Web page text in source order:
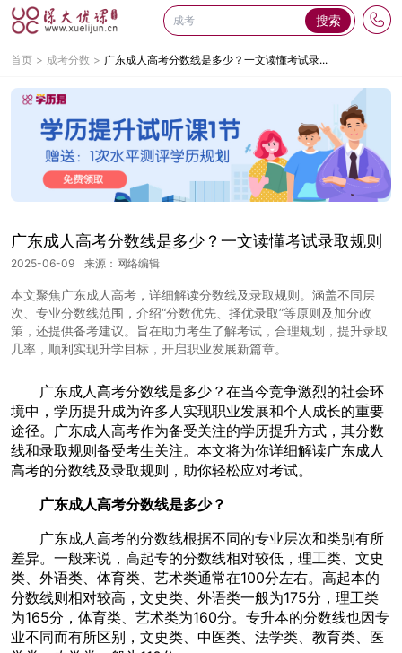
搜索
首页 成考分数 广东成人高考分数线是多少？一文读懂考试录...
广东成人高考分数线是多少？一文读懂考试录取规则
2025-06-09 来源：网络编辑
本文聚焦广东成人高考，详细解读分数线及录取规则。涵盖不同层
次、专业分数线范围，介绍“分数优先、择优录取”等原则及加分政
策，还提供备考建议。旨在助力考生了解考试，合理规划，提升录取
几率，顺利实现升学目标，开启职业发展新篇章。
广东成人高考分数线是多少？在当今竞争激烈的社会环
境中，学历提升成为许多人实现职业发展和个人成长的重要
途径。广东成人高考作为备受关注的学历提升方式，其分数
线和录取规则备受考生关注。本文将为你详细解读广东成人
高考的分数线及录取规则，助你轻松应对考试。
广东成人高考分数线是多少？
广东成人高考的分数线根据不同的专业层次和类别有所
差异。一般来说，高起专的分数线相对较低，理工类、文史
类、外语类、体育类、艺术类通常在100分左右。高起本的
分数线则相对较高，文史类、外语类一般为175分，理工类
为165分，体育类、艺术类为160分。专升本的分数线也因专
业不同而有所区别，文史类、中医类、法学类、教育类、医